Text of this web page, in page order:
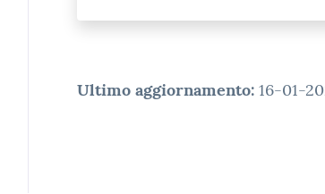
Ultimo aggiornamento: 16-01-